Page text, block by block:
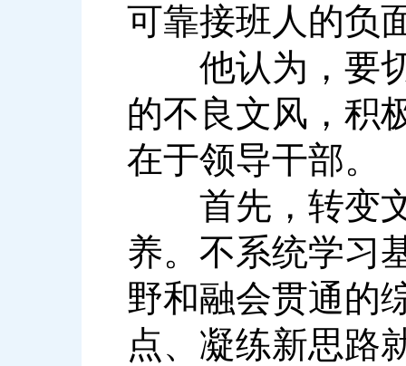
可靠接班人的负
他认为，要切
的不良文风，积
在于领导干部。
首先，转变文
养。不系统学习
野和融会贯通的
点、凝练新思路